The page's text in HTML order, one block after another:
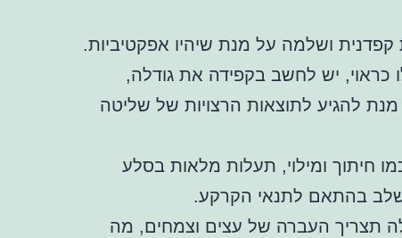
קפדנית ושלמה על מנת שיהיו אפקטיביות.
כראוי, יש לחשב בקפידה את גודלה,
להגיע לתוצאות הרצויות של שליטה
חיתוך ומילוי, תעלות מלאות בסלע
לשלב בהתאם לתנאי הקרקע.
תצריך העברה של עצים וצמחים, מה